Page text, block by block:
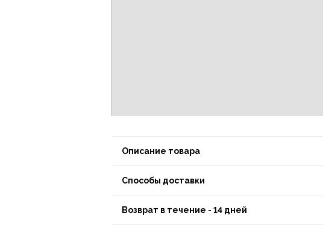
Описание товара
Способы доставки
Возврат в течение - 14 дней